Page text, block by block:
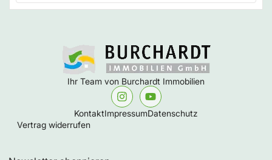
Ihr Team von Burchardt Immobilien
KontaktImpressumDatenschutz
Vertrag widerrufen